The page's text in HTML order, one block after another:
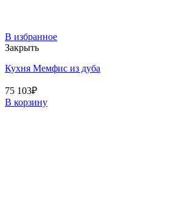
В избранное
Закрыть
Кухня Мемфис из дуба
75 103₽
В корзину